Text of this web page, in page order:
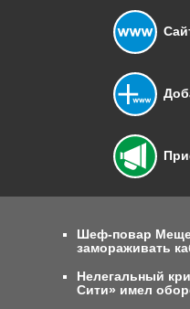
Шеф-повар
замораживать
Нелегальный
Сити» имел